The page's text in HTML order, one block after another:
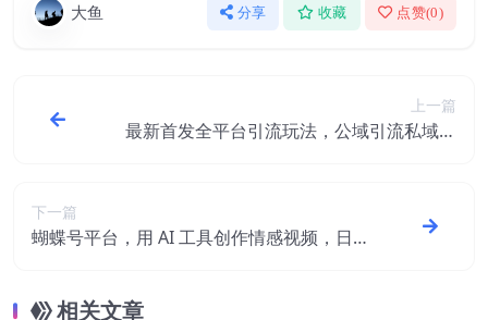
大鱼 分享 收藏 点赞(0)
上一篇
最新首发全平台引流玩法，公域引流私域玩
下一篇
蝴蝶号平台，用 AI 工具创作情感视频，日
相关文章